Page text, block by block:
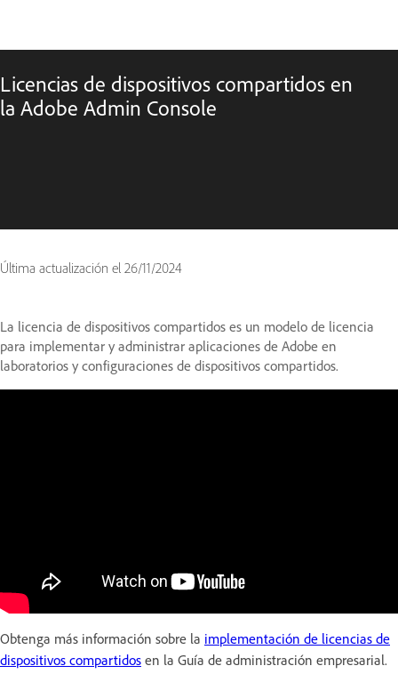
Licencias de dispositivos compartidos en
la Adobe Admin Console
Última actualización el 26/11/2024
La licencia de dispositivos compartidos es un modelo de licencia
para implementar y administrar aplicaciones de Adobe en
laboratorios y configuraciones de dispositivos compartidos.
Obtenga más información sobre la implementación de licencias de
dispositivos compartidos en la Guía de administración empresarial.